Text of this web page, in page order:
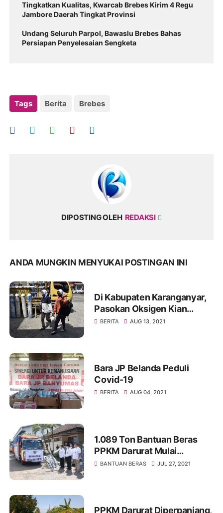
Tingkatkan Kualitas, Kwarcab Brebes Kirim 4 Regu
Jambore Daerah Tingkat Provinsi
Undang Seluruh Parpol, Bawaslu Brebes Bahas
Persiapan Penyelesaian Sengketa
Tags Berita Brebes
DIPOSTING OLEH REDAKSI
ANDA MUNGKIN MENYUKAI POSTINGAN INI
Di Kabupaten Karanganyar,
Pasokan Oksigen Kian
Lancar
BERITA AUG 13, 2021
Bara JP Belanda Peduli
Covid-19
BERITA AUG 04, 2021
1.089 Ton Bantuan Beras
PPKM Darurat Mulai
Disalurkan
BANTUAN BERAS JUL 27, 2021
PPKM Darurat Diperpanjang,